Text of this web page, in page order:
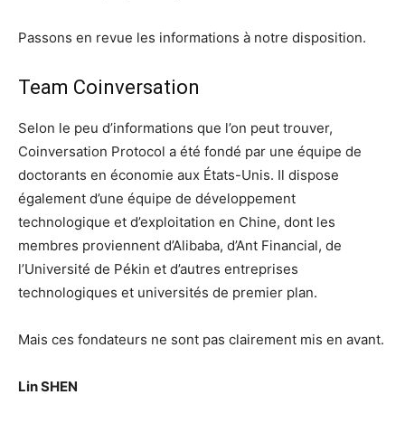
Passons en revue les informations à notre disposition.
Team Coinversation
Selon le peu d’informations que l’on peut trouver,
Coinversation Protocol a été fondé par une équipe de
doctorants en économie aux États-Unis. Il dispose
également d’une équipe de développement
technologique et d’exploitation en Chine, dont les
membres proviennent d’Alibaba, d’Ant Financial, de
l’Université de Pékin et d’autres entreprises
technologiques et universités de premier plan.
Mais ces fondateurs ne sont pas clairement mis en avant.
Lin SHEN